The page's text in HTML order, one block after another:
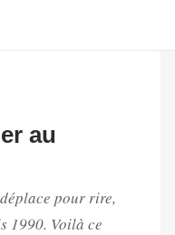
au
pour rire,
1990. Voilà ce